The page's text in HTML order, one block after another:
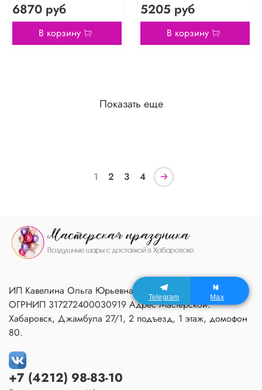
6870 руб
В корзину
5205 руб
В корзину
Показать еще
1 2 3 4
+7 (4212) 98-83-10
ИП Кавелина Ольга Юрьевна ИНН 270604366791
ОГРНИП 317272400030919 Адрес Мастерской:
Хабаровск, Джамбула 27/1, 2 подъезд, 1 этаж, домофон
80.
Telegram Max